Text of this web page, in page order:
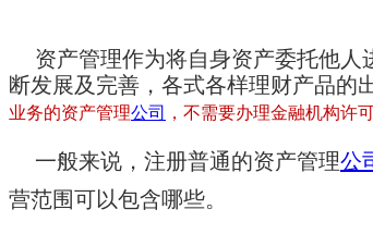
资产管理作为将自身资产委托他
断发展及完善，各式各样理财产品的
业务的资产管理公司 ，不需要办理金融机构许
一般来说，注册普通的资产管理公
营范围可以包含哪些。